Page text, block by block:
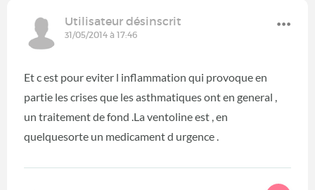
Utilisateur désinscrit
31/05/2014 à 17:46
Et c est pour eviter l inflammation qui provoque en
partie les crises que les asthmatiques ont en general ,
un traitement de fond .La ventoline est , en
quelquesorte un medicament d urgence .